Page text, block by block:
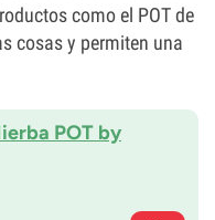
como el POT de
cosas y permiten una
POT by